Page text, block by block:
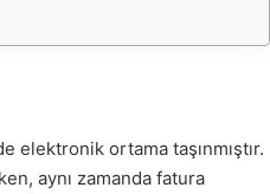
elektronik ortama taşınmıştır.
aynı zamanda fatura